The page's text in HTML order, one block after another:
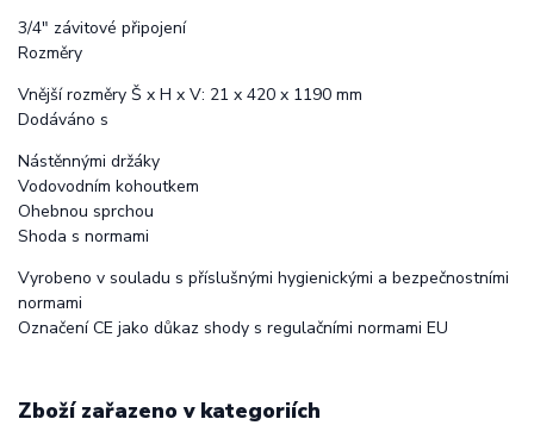
3/4" závitové připojení
Rozměry
Vnější rozměry Š x H x V: 21 x 420 x 1190 mm
Dodáváno s
Nástěnnými držáky
Vodovodním kohoutkem
Ohebnou sprchou
Shoda s normami
Vyrobeno v souladu s příslušnými hygienickými a bezpečnostními
normami
Označení CE jako důkaz shody s regulačními normami EU
Zboží zařazeno v kategoriích